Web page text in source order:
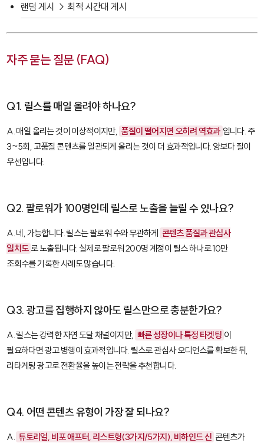
랜덤 게시 → 최적 시간대 게시
자주 묻는 질문 (FAQ)
Q1. 릴스를 매일 올려야 하나요?
A. 매일 올리는 것이 이상적이지만, 품질이 떨어지면 오히려 역효과 입니다. 주
3~5회, 고품질 콘텐츠를 일관되게 올리는 것이 더 효과적입니다. 양보다 질이
우선입니다.
Q2. 팔로워가 100명인데 릴스로 노출을 늘릴 수 있나요?
A. 네, 가능합니다. 릴스는 팔로워 수와 무관하게 콘텐츠 품질과 관심사
일치도 로 노출됩니다. 실제로 팔로워 200명 계정이 릴스 하나로 10만
조회수를 기록한 사례도 많습니다.
Q3. 광고를 집행하지 않아도 릴스만으로 충분한가요?
A. 릴스는 강력한 자연 도달 채널이지만, 빠른 성장이나 특정 타겟팅 이
필요하다면 광고 병행이 효과적입니다. 릴스로 관심사 오디언스를 확보한 뒤,
리타게팅 광고로 전환율을 높이는 전략을 추천합니다.
Q4. 어떤 콘텐츠 유형이 가장 잘 되나요?
A. 튜토리얼, 비포 애프터, 리스트형(3가지/5가지), 비하인드 신 콘텐츠가